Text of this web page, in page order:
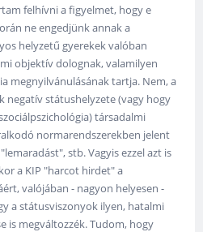
felhívni a figyelmet, hogy e
ne engedjünk annak a
helyzetű gyerekek valóban
objektív dolognak, valamilyen
megnyilvánulásának tartja. Nem, a
negatív státushelyzete (vagy hogy
társadalmi
normarendszerekben jelent
stb. Vagyis ezzel azt is
a KIP "harcot hirdet" a
valójában - nagyon helyesen -
a státusviszonyok ilyen, hatalmi
is megváltozzék. Tudom, hogy